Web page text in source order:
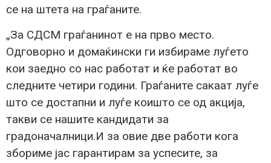
се на штета на граѓаните.
„За СДСМ граѓанинот е на прво место.
Одговорно и домаќински ги избираме луѓето
кои заедно со нас работат и ќе работат во
следните четири години. Граѓаните сакаат луѓе
што се достапни и луѓе коишто се од акција,
такви се нашите кандидати за
градоначалници.И за овие две работи кога
збориме јас гарантирам за успесите, за